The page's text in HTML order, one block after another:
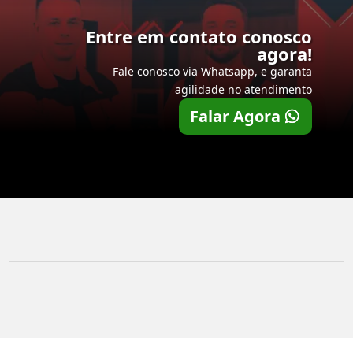
Entre em contato conosco
agora!
Fale conosco via Whatsapp, e garanta
agilidade no atendimento
Falar Agora